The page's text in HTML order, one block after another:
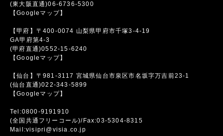
(東大阪直通)06-6736-5300
【Googleマップ】
【甲府】〒400-0074 山梨県甲府市千塚3-4-19
GA甲府第4-3
(甲府直通)0552-15-6240
【Googleマップ】
【仙台】〒981-3117 宮城県仙台市泉区市名坂字万吉前23-1
(仙台直通)022-343-5899
【Googleマップ】
Tel:0800-9191910
(全国共通フリーコール)/Fax:03-5304-8315
Mail:visipri@visia.co.jp